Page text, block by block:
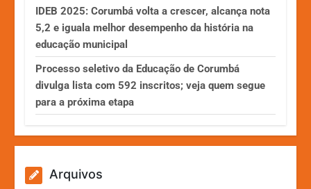
IDEB 2025: Corumbá volta a crescer, alcança nota
5,2 e iguala melhor desempenho da história na
educação municipal
Processo seletivo da Educação de Corumbá
divulga lista com 592 inscritos; veja quem segue
para a próxima etapa
Arquivos